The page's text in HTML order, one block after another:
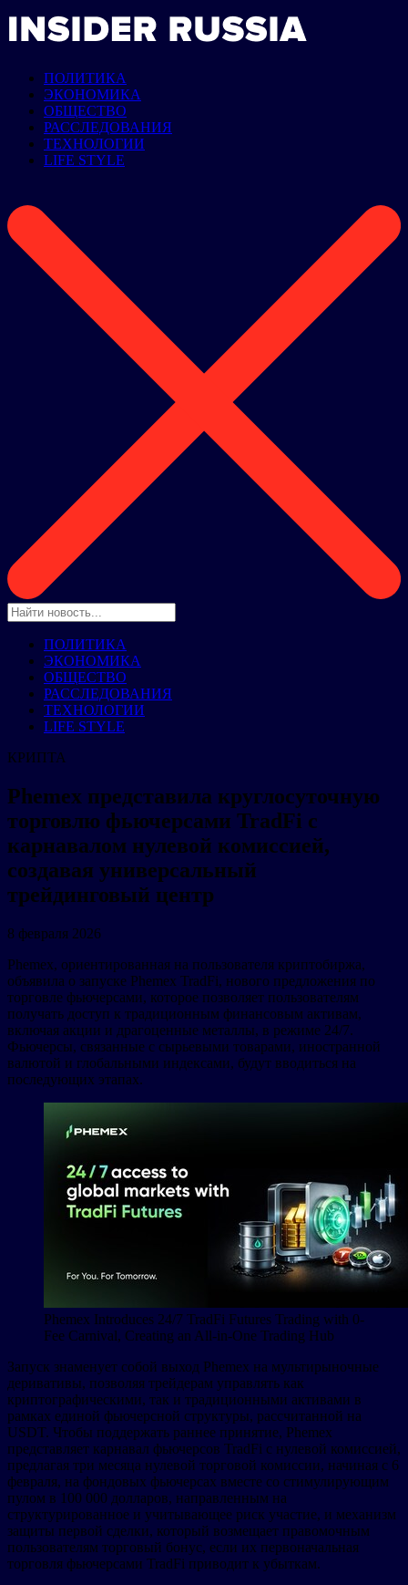
ПОЛИТИКА
ЭКОНОМИКА
ОБЩЕСТВО
РАССЛЕДОВАНИЯ
ТЕХНОЛОГИИ
LIFE STYLE
ПОЛИТИКА
ЭКОНОМИКА
ОБЩЕСТВО
РАССЛЕДОВАНИЯ
ТЕХНОЛОГИИ
LIFE STYLE
КРИПТА
Phemex представила круглосуточную
торговлю фьючерсами TradFi с
карнавалом нулевой комиссией,
создавая универсальный
трейдинговый центр
8 февраля 2026
Phemex, ориентированная на пользователя криптобиржа,
объявила о запуске Phemex TradFi, нового предложения по
торговле фьючерсами, которое позволяет пользователям
получать доступ к традиционным финансовым активам,
включая акции и драгоценные металлы, в режиме 24/7.
Фьючерсы, связанные с сырьевыми товарами, иностранной
валютой и глобальными индексами, будут вводиться на
последующих этапах.
Phemex Introduces 24/7 TradFi Futures Trading with 0-
Fee Carnival, Creating an All-in-One Trading Hub
Запуск знаменует собой выход Phemex на мультирыночные
деривативы, позволяя трейдерам управлять как
криптографическими, так и традиционными активами в
рамках единой фьючерсной структуры, рассчитанной на
USDT. Чтобы поддержать раннее принятие, Phemex
представляет карнавал фьючерсов TradFi с нулевой комиссией,
предлагая три месяца нулевой торговой комиссии, начиная с 6
февраля, на фондовых фьючерсах вместе со стимулирующим
пулом в 100 000 долларов, направленным на
структурированное и учитывающее риск участие, и механизм
защиты первой сделки, который возмещает правомочным
пользователям торговый бонус, если их первоначальная
торговля фьючерсами TradFi приводит к убыткам.